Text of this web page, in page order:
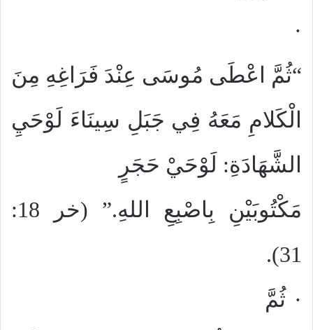
·
“ثُمَّ اعْطَى مُوسَى عِنْدَ فَرَاغِهِ مِنَ
الْكَلامِ مَعَهُ فِي جَبَلِ سِينَاءَ لَوْحَيِ
الشَّهَادَةِ: لَوْحَيْ حَجَرٍ
مَكْتُوبَيْنِ بِاصْبِعِ اللهِ.”
(خر 18:
31).
· ثُمَّ